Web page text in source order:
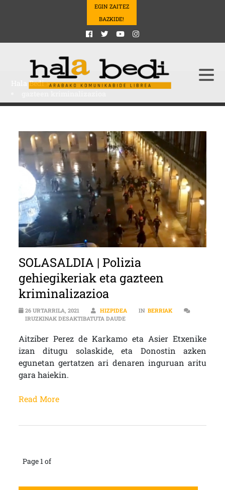
EGIN ZAITEZ
BAZKIDE!
Hala Bedi>
SOLASALDIA | Polizia
gehiegikeriak eta gazteen
kriminalizazioa
26 URTARRILA, 2021 HIZPIDEA IN BERRIAK
IRUZKINAK DESAKTIBATUTA DAUDESOLASALDIA | POLIZIA
Aitziber Perez de Karkamo eta Asier Etxenike
izan ditugu solaskide, eta Donostin azken
egunetan gertatzen ari denaren inguruan aritu
gara haiekin.
Read More
Page 1 of